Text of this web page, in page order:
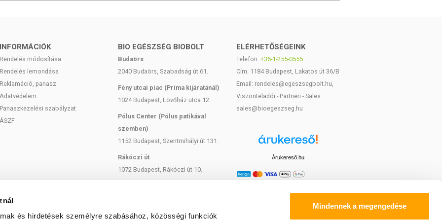
és hirdetések személyre szabásához, közösségi funkciók
Mindennek a megengedése
INFORMÁCIÓK
Rendelés módosítása
Rendelés lemondása
Reklamáció, panasz
Adatvédelem
Panaszkezelési szabályzat
ÁSZF
BIO EGÉSZSÉG BIOBOLT
Budaörs
2040 Budaörs, Szabadság út 61.
Fény utcai piac (Príma kijáratánál)
1024 Budapest, Lövőház utca 12.
Pólus Center (Pólus patikával
szemben)
1152 Budapest, Szentmihályi út 131.
Rákóczi út
1072 Budapest, Rákóczi út 10.
ELÉRHETŐSÉGEINK
Telefon: +36-1-255-0555
Cím: 1184 Budapest, Lakatos út 36/B
Email: rendeles@egeszsegbolt.hu,
Viszonteladói - Partneri - Sales:
sales@bioegeszseg.hu
Árukereső.hu